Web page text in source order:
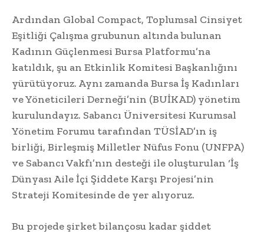
Ardından Global Compact, Toplumsal Cinsiyet
Eşitliği Çalışma grubunun altında bulunan
Kadının Güçlenmesi Bursa Platformu’na
katıldık, şu an Etkinlik Komitesi Başkanlığını
yürütüyoruz. Aynı zamanda Bursa İş Kadınları
ve Yöneticileri Derneği’nin (BUİKAD) yönetim
kurulundayız. Sabancı Üniversitesi Kurumsal
Yönetim Forumu tarafından TÜSİAD’ın iş
birliği, Birleşmiş Milletler Nüfus Fonu (UNFPA)
ve Sabancı Vakfı’nın desteği ile oluşturulan ‘İş
Dünyası Aile İçi Şiddete Karşı Projesi’nin
Strateji Komitesinde de yer alıyoruz.
Bu projede şirket bilançosu kadar şiddet